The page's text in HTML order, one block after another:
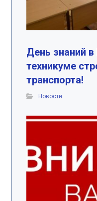
День знаний
техникуме
транспорта!
Новости